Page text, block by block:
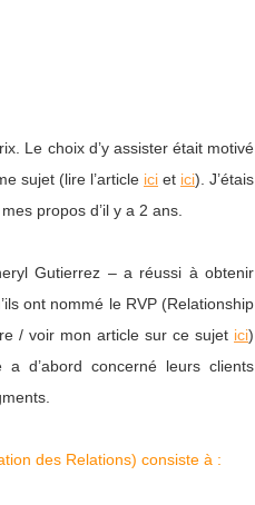
Le choix d’y assister était motivé
sujet (lire l’article ici et ici). J’étais
propos d’il y a 2 ans.
Gutierrez – a réussi à obtenir
ont nommé le RVP (Relationship
/ voir mon article sur ce sujet ici)
d’abord concerné leurs clients
des Relations) consiste à :